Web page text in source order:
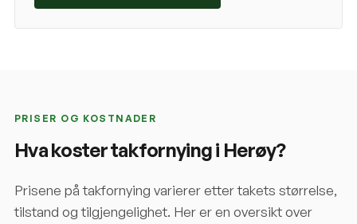
PRISER OG KOSTNADER
Hva koster takfornying i Herøy?
Prisene på takfornying varierer etter takets størrelse,
tilstand og tilgjengelighet. Her er en oversikt over